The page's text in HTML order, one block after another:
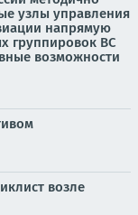
узлы управления
напрямую
группировок ВС
возможности
возле